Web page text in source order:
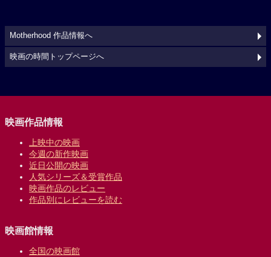
Motherhood 作品情報へ
映画の時間トップページへ
映画作品情報
上映中の映画
今週の新作映画
近日公開の映画
人気シリーズ＆受賞作品
映画作品のレビュー
作品別にレビューを読む
映画館情報
全国の映画館